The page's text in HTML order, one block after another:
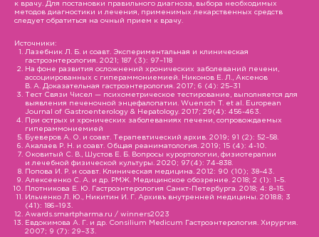
к врачу. Для постановки правильного диагноза, выбора необходимых
методов диагностики и лечения, применимых лекарственных средств
следует обратиться на очный прием к врачу.
Источники:
Лазебник Л. Б. и соавт. Экспериментальная и клиническая
гастроэнтерология. 2021; 187 (3): 97–118
На фоне развития осложнений хронических заболеваний печени,
ассоциированных с гипераммониемией. Никонов Е. Л., Аксенов
В. А. Доказательная гастроэнтерология. 2017; 6 (4): 25–31
Тест Связи Чисел — психометрическое тестирование, выполняется для
выявления печеночной энцефалопатии. Wuensch T. et al. European
Journal of Gastroenterology & Hepatology. 2017; 29(4): 456-463.
При острых и хронических заболеваниях печени, сопровождаемых
гипераммониемией
Буеверов А. О. и соавт. Терапевтический архив. 2019; 91 (2): 52–58.
Акалаев Р. Н. и соавт. Общая реаниматология. 2019; 15 (4): 4-10.
Оковитый С. В., Шустов Е. Б. Вопросы курортологии, физиотерапии
и лечебной физической культуры. 2020; 97(4): 74–838.
Попова И. Р. и соавт. Клиническая медицина. 2012: 90 (10); 38–43.
Алексеенко С. А. и др. РМЖ. Медицинское обозрение. 2018; 2 (1): 1–5.
Плотникова Е. Ю. Гастроэнтерология Санкт-Петербурга. 2018; 4: 8–15.
Ильченко Л. Ю., Никитин И. Г. Архивъ внутренней медицины. 2018.8; 3
(41): 186–193.
Awards.smartpharma.ru / winners2023
Евдокимова А. Г. и др. Consilium Medicum Гастроэнтерология. Хирургия.
2007; 9 (7): 29–33.